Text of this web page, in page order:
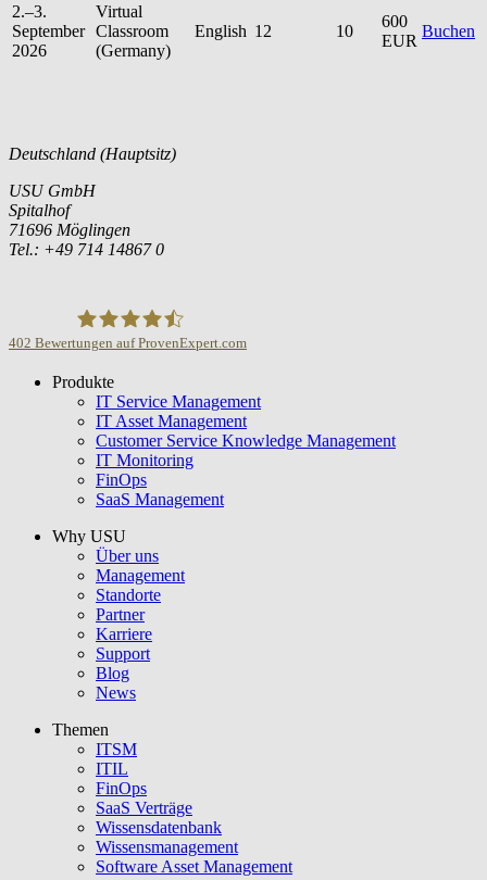
2.–3.
September
2026
Virtual
Classroom
(Germany)
English 12 10
600
EUR
Buchen
Deutschland (Hauptsitz)
USU GmbH
Spitalhof
71696 Möglingen
Tel.: +49 714 14867 0
USU GmbH
402 Bewertungen auf ProvenExpert.com
Produkte
IT Service Management
IT Asset Management
Customer Service Knowledge Management
IT Monitoring
FinOps
SaaS Management
Why USU
Über uns
Management
Standorte
Partner
Karriere
Support
Blog
News
Themen
ITSM
ITIL
FinOps
SaaS Verträge
Wissensdatenbank
Wissensmanagement
Software Asset Management